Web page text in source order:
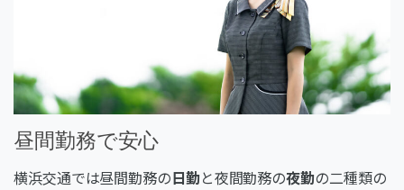
昼間勤務で安心
横浜交通では昼間勤務の日勤と夜間勤務の夜勤の二種類の